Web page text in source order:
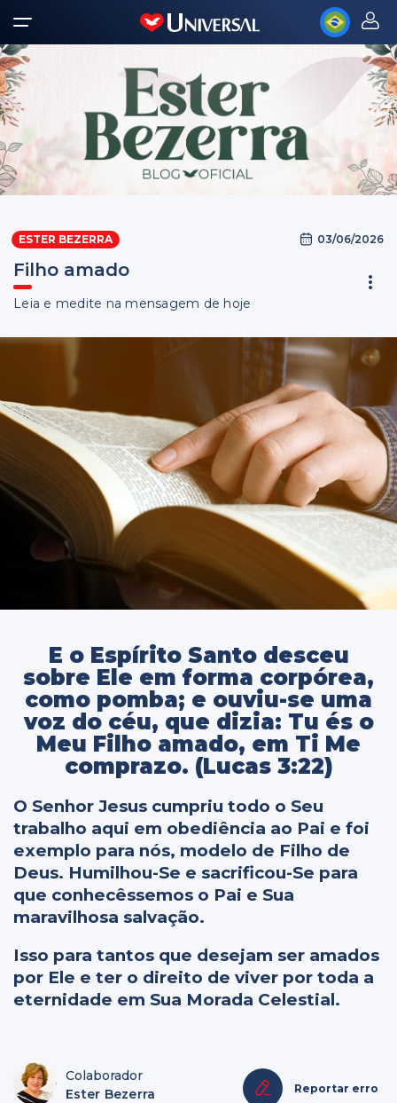
ESTER BEZERRA 03/06/2026
Filho amado
Leia e medite na mensagem de hoje
E o Espírito Santo desceu
sobre Ele em forma corpórea,
como pomba; e ouviu-se uma
voz do céu, que dizia: Tu és o
Meu Filho amado, em Ti Me
comprazo. (Lucas 3:22)
O Senhor Jesus cumpriu todo o Seu
trabalho aqui em obediência ao Pai e foi
exemplo para nós, modelo de Filho de
Deus. Humilhou-Se e sacrificou-Se para
que conhecêssemos o Pai e Sua
maravilhosa salvação.
Isso para tantos que desejam ser amados
por Ele e ter o direito de viver por toda a
eternidade em Sua Morada Celestial.
Colaborador
Ester Bezerra
Reportar erro